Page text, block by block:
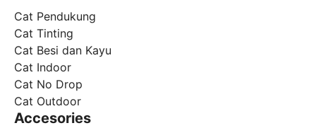
Cat Pendukung
Cat Tinting
Cat Besi dan Kayu
Cat Indoor
Cat No Drop
Cat Outdoor
Accesories